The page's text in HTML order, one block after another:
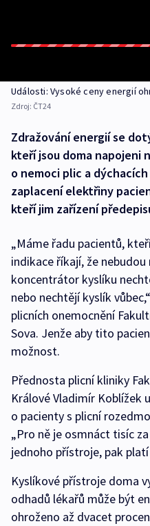
Události: Vysoké ceny energií
Zdroj: ČT24
Zdražování energií se
kteří jsou doma napojeni
o nemoci plic a
zaplacení elektřiny
kteří jim zařízení
„Máme řadu pacientů,
indikace říkají, že
koncentrátor kyslíku
nebo nechtějí kyslík
plicních onemocnění
Sova. Jenže aby tito
možnost.
Přednosta plicní kliniky
Králové Vladimír Koblížek
o pacienty s plicní
„Pro ně je osmnáct tisíc
jednoho přístroje, pak platí
Kyslíkové přístroje doma
odhadů lékařů může být
ohroženo až dvacet